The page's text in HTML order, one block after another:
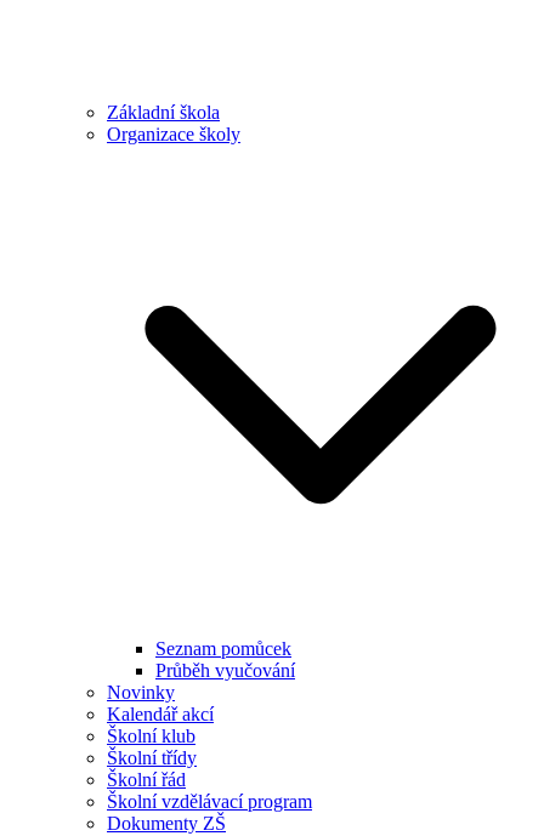
Základní škola
Organizace školy
Seznam pomůcek
Průběh vyučování
Novinky
Kalendář akcí
Školní klub
Školní třídy
Školní řád
Školní vzdělávací program
Dokumenty ZŠ